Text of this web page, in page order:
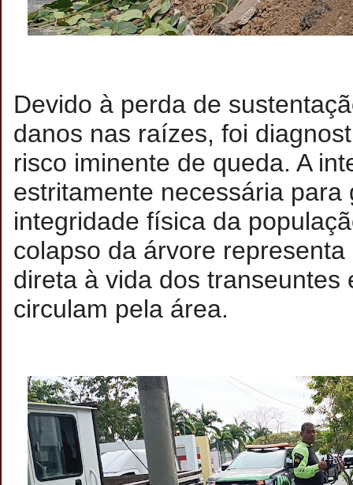
Devido à perda de
danos nas raízes, foi
risco iminente de queda. A
estritamente necessária para
integridade física da
colapso da árvore
direta à vida dos transeuntes
circulam pela área.